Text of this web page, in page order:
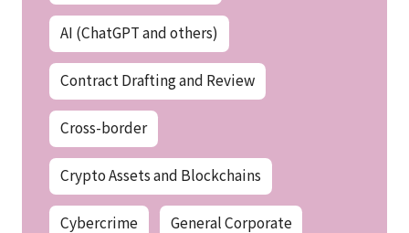
AI (ChatGPT and others)
Contract Drafting and Review
Cross-border
Crypto Assets and Blockchains
Cybercrime General Corporate